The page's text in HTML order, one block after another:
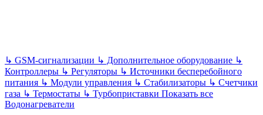
↳ GSM-сигнализации ↳ Дополнительное оборудование ↳
Контроллеры ↳ Регуляторы ↳ Источники бесперебойного
питания ↳ Модули управления ↳ Стабилизаторы ↳ Счетчики
газа ↳ Термостаты ↳ Турбоприставки Показать все
Водонагреватели